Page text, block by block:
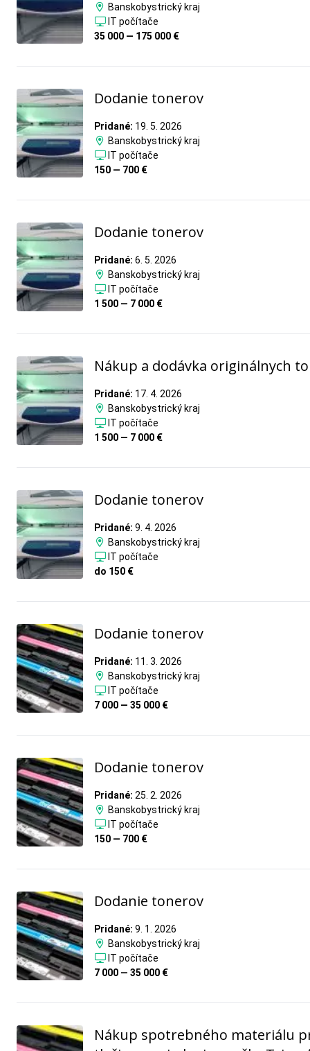
Banskobystrický kraj
IT počítače
35 000 — 175 000 €
Dodanie tonerov
Pridané: 19. 5. 2026
Banskobystrický kraj
IT počítače
150 — 700 €
Dodanie tonerov
Pridané: 6. 5. 2026
Banskobystrický kraj
IT počítače
1 500 — 7 000 €
Nákup a dodávka originálnych
Pridané: 17. 4. 2026
Banskobystrický kraj
IT počítače
1 500 — 7 000 €
Dodanie tonerov
Pridané: 9. 4. 2026
Banskobystrický kraj
IT počítače
do 150 €
Dodanie tonerov
Pridané: 11. 3. 2026
Banskobystrický kraj
IT počítače
7 000 — 35 000 €
Dodanie tonerov
Pridané: 25. 2. 2026
Banskobystrický kraj
IT počítače
150 — 700 €
Dodanie tonerov
Pridané: 9. 1. 2026
Banskobystrický kraj
IT počítače
7 000 — 35 000 €
Nákup spotrebného materiálu